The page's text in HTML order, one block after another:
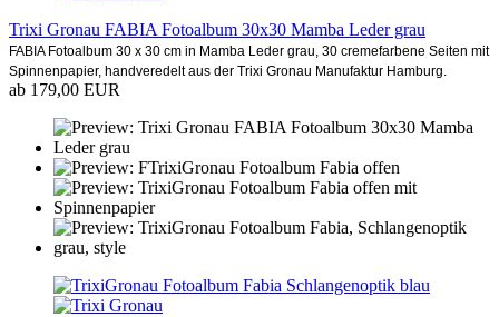
Trixi Gronau FABIA Fotoalbum 30x30 Mamba Leder grau
FABIA Fotoalbum 30 x 30 cm in Mamba Leder grau, 30 cremefarbene Seiten mit
Spinnenpapier, handveredelt aus der Trixi Gronau Manufaktur Hamburg.
ab 179,00 EUR